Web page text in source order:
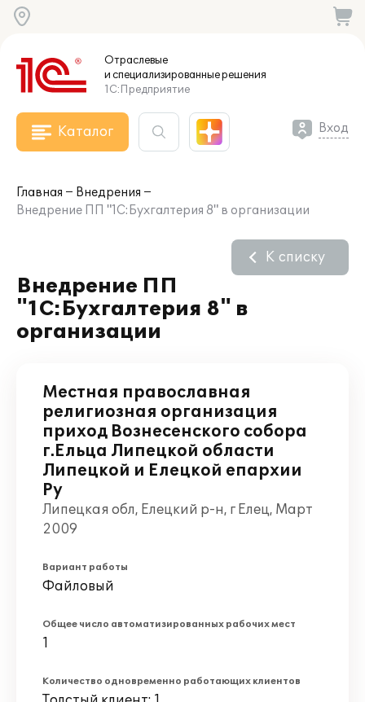
Отраслевые
и специализированныерешения
1С:Предприятие
Каталог Вход
Главная
Внедрения
Внедрение ПП "1С:Бухгалтерия 8" в организации
Внедрение ПП
"1С:Бухгалтерия 8" в
организации
К списку
Местная православная
религиозная организация
приход Вознесенского собора
г.Ельца Липецкой области
Липецкой и Елецкой епархии
Ру
Липецкая обл, Елецкий р-н, г Елец, Март
2009
Вариант работы
Файловый
Общее число автоматизированных рабочих мест
1
Количество одновременно работающих клиентов